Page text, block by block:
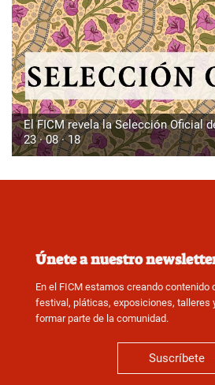
El FICM revela la Selección Oficial
23 · 08 · 18
Únete a nuestro
En el FICM estamos creando contenido
festival, pláticas, exposiciones, talleres
formar parte de la comunidad.
Suscríbete